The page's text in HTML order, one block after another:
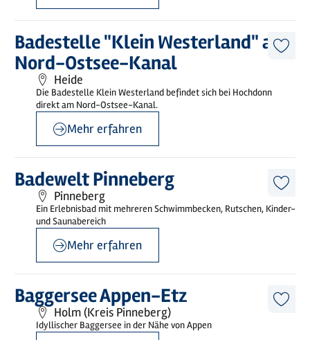
Badestelle "Klein Westerland" am
Nord-Ostsee-Kanal
Heide
Die Badestelle Klein Westerland befindet sich bei Hochdonn
direkt am Nord-Ostsee-Kanal.
Mehr
erfahren
Mehr erfahren
Badewelt Pinneberg
Pinneberg
Ein Erlebnisbad mit mehreren Schwimmbecken, Rutschen, Kinder-
und Saunabereich
Mehr
erfahren
Mehr erfahren
Baggersee Appen-Etz
Holm (Kreis Pinneberg)
Idyllischer Baggersee in der Nähe von Appen
Mehr
erfahren